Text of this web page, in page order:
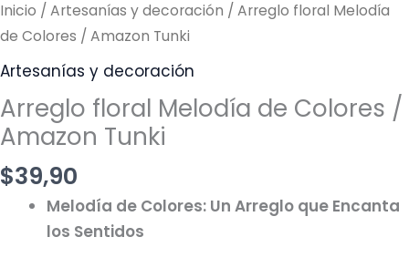
Inicio / Artesanías y decoración / Arreglo floral Melodía
de Colores / Amazon Tunki
Artesanías y decoración
Arreglo floral Melodía de Colores /
Amazon Tunki
$39,90
Melodía de Colores: Un Arreglo que Encanta
los Sentidos